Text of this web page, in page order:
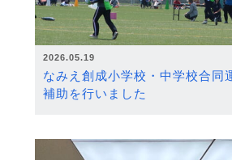
2026.05.19
なみえ創成小学校・中学校合同
補助を行いました